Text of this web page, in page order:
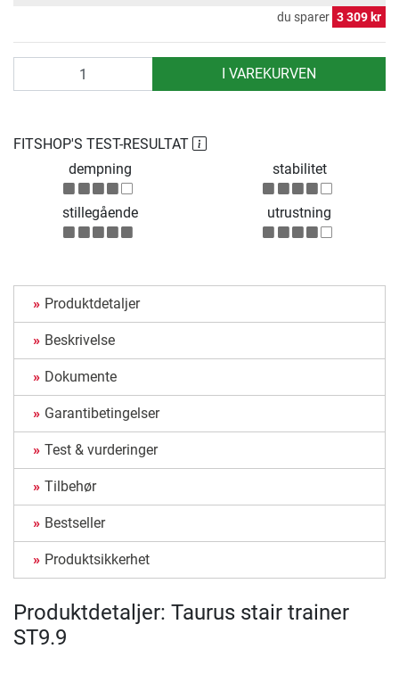
du sparer 3 309 kr
I VAREKURVEN
FITSHOP'S TEST-RESULTAT
dempning
stabilitet
stillegående utrustning
Produktdetaljer
Beskrivelse
Dokumente
Garantibetingelser
Test & vurderinger
Tilbehør
Bestseller
Produktsikkerhet
Produktdetaljer: Taurus stair trainer
ST9.9